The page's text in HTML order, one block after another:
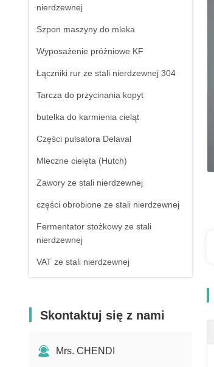
nierdzewnej
Szpon maszyny do mleka
Wyposażenie próżniowe KF
Łączniki rur ze stali nierdzewnej 304
Tarcza do przycinania kopyt
butelka do karmienia cieląt
Części pulsatora Delaval
Mleczne cielęta (Hutch)
Zawory ze stali nierdzewnej
części obrobione ze stali nierdzewnej
Fermentator stożkowy ze stali
nierdzewnej
VAT ze stali nierdzewnej
Skontaktuj się z nami
Mrs. CHENDI